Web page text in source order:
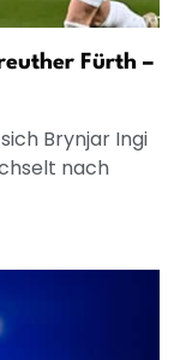
Fürth –
Brynjar Ingi
nach